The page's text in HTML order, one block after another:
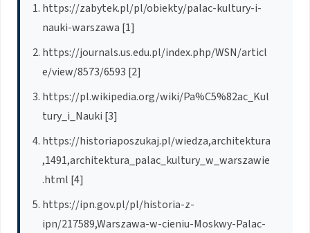
https://zabytek.pl/pl/obiekty/palac-kultury-i-
nauki-warszawa [1]
https://journals.us.edu.pl/index.php/WSN/articl
e/view/8573/6593 [2]
https://pl.wikipedia.org/wiki/Pa%C5%82ac_Kul
tury_i_Nauki [3]
https://historiaposzukaj.pl/wiedza,architektura
,1491,architektura_palac_kultury_w_warszawie
.html [4]
https://ipn.gov.pl/pl/historia-z-
ipn/217589,Warszawa-w-cieniu-Moskwy-Palac-